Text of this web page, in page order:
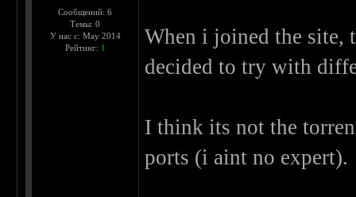
Сообщений: 6
Темы: 0
У нас с: May 2014
Рейтинг: 1
When i joined the site,
decided to try with
I think its not the
ports (i aint no expert).